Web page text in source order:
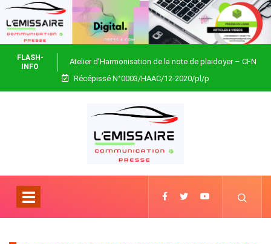
FLASH-
INFO
Atelier d’Harmonisation de la note de plaidoyer – CFN
Togo
Récépissé N°0003/HAAC/12-2020/pl/p